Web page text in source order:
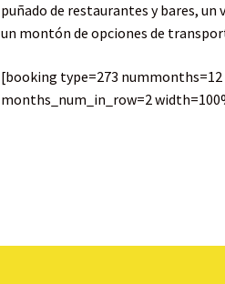
puñado de restaurantes y bares,
un montón de opciones de
[booking type=273
months_num_in_row=2